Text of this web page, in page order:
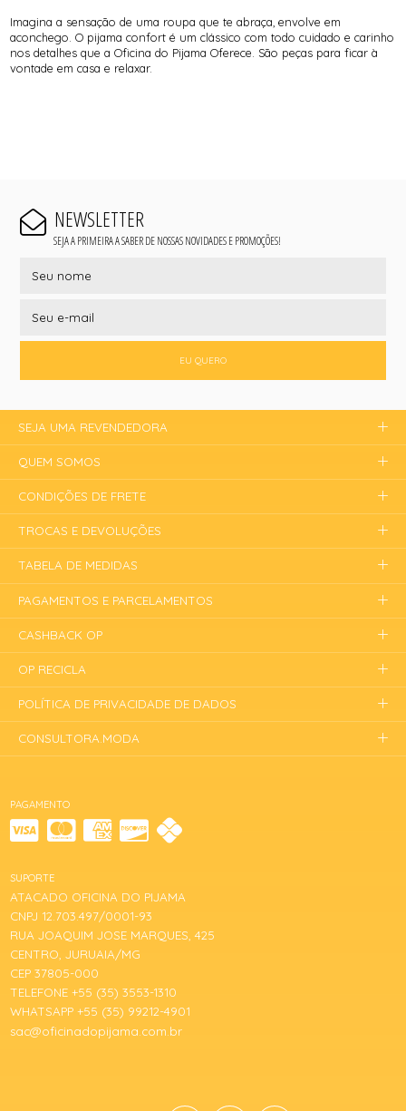
Imagina a sensação de uma roupa que te abraça, envolve em
aconchego. O pijama confort é um clássico com todo cuidado e carinho
nos detalhes que a Oficina do Pijama Oferece. São peças para ficar à
vontade em casa e relaxar.
NEWSLETTER
SEJA A PRIMEIRA A SABER DE NOSSAS NOVIDADES E PROMOÇÕES!
EU QUERO
PAGAMENTO
SUPORTE
ATACADO OFICINA DO PIJAMA
CNPJ 12.703.497/0001-93
RUA JOAQUIM JOSE MARQUES, 425
CENTRO, JURUAIA/MG
CEP 37805-000
TELEFONE +55 (35) 3553-1310
WHATSAPP +55 (35) 99212-4901
sac@oficinadopijama.com.br
SEJA UMA REVENDEDORA
QUEM SOMOS
CONDIÇÕES DE FRETE
TROCAS E DEVOLUÇÕES
TABELA DE MEDIDAS
PAGAMENTOS E PARCELAMENTOS
CASHBACK OP
OP RECICLA
POLÍTICA DE PRIVACIDADE DE DADOS
CONSULTORA.MODA